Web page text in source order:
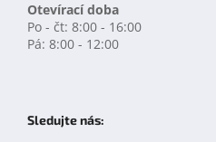
Otevírací doba
Po - čt: 8:00 - 16:00
Pá: 8:00 - 12:00
Sledujte nás: